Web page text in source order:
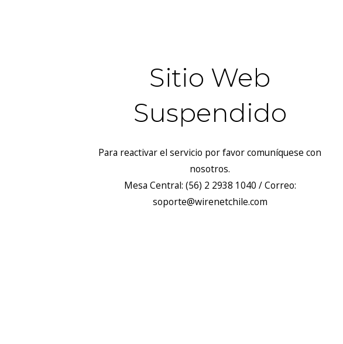
Sitio Web
Suspendido
Para reactivar el servicio por favor comuníquese con
nosotros.
Mesa Central: (56) 2 2938 1040 / Correo:
soporte@wirenetchile.com